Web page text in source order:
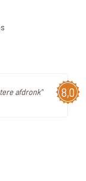
8,0
afdronk"